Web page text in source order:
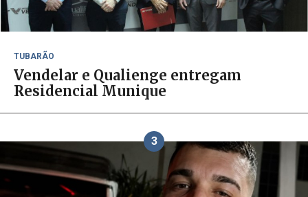
TUBARÃO
Vendelar e Qualienge entregam
Residencial Munique
3